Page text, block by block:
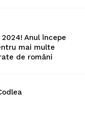
Anul începe
mai multe
de români